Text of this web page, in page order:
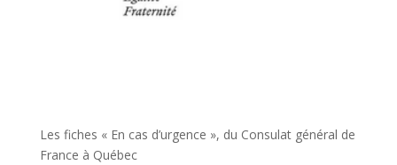
Les fiches « En cas d’urgence », du Consulat général de
France à Québec